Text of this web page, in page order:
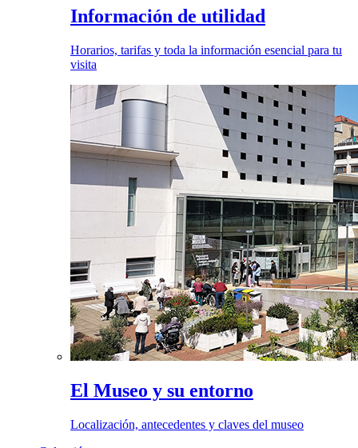
Información de utilidad
Horarios, tarifas y toda la información esencial para tu
visita
El Museo y su entorno
Localización, antecedentes y claves del museo